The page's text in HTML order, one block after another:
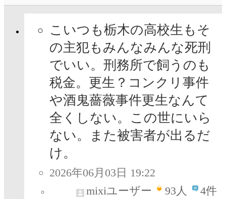
こいつも栃木の高校生もそ
の主犯もみんなみんな死刑
でいい。刑務所で飼うのも
税金。更生？コンクリ事件
や酒鬼薔薇事件更生なんて
全くしない。この世にいら
ない。また被害者が出るだ
け。
2026年06月03日 19:22
mixiユーザー
93人 4件